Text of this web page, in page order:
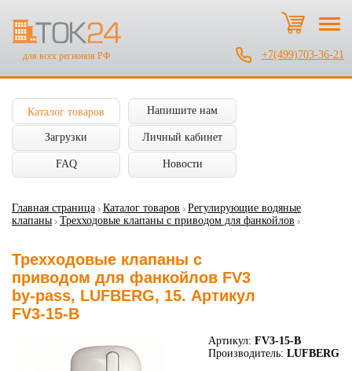
для всех регионов РФ +7(499)703-36-21
Каталог товаров Напишите нам
Загрузки Личный кабинет
FAQ Новости
Главная страница Каталог товаров
Регулирующие водяные
клапаны
Трехходовые клапаны с приводом для фанкойлов
Трехходовые клапаны с
приводом для фанкойлов FV3
by-pass, LUFBERG, 15. Артикул
FV3-15-B
Артикул: FV3-15-B
Производитель: LUFBERG